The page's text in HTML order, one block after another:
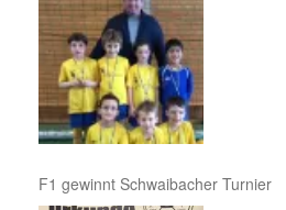
F1 gewinnt Schwaibacher Turnier